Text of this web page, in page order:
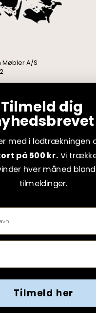
Møbler A/S
Tilmeld dig
med i lodtrækningen
på 500 kr. Vi
hver måned
tilmeldinger.
Tilmeld her